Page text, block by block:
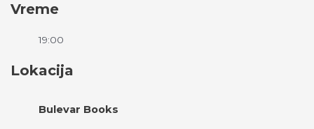
Vreme
19:00
Lokacija
Bulevar Books